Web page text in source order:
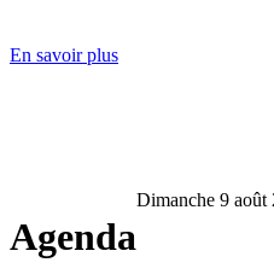
En savoir plus
Agenda
Dimanche 9 août